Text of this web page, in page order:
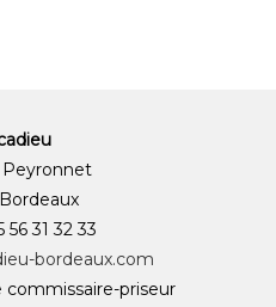
Peyronnet
56 31 32 33
bordeaux.com
commissaire-priseur